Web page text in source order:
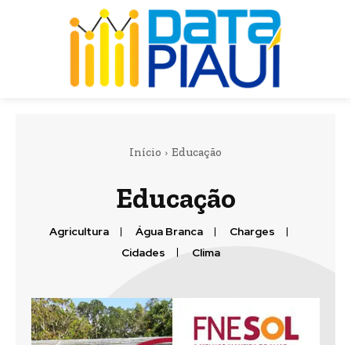
Início Educação
Educação
Agricultura Água Branca
Charges
Cidades
Clima